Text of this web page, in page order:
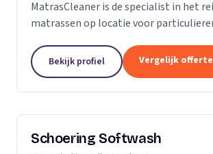
MatrasCleaner is de specialist in het
matrassen op locatie voor
desinfectie van de matrassen wordt
Bekijk profiel Vergelijk
Schoering Softwash